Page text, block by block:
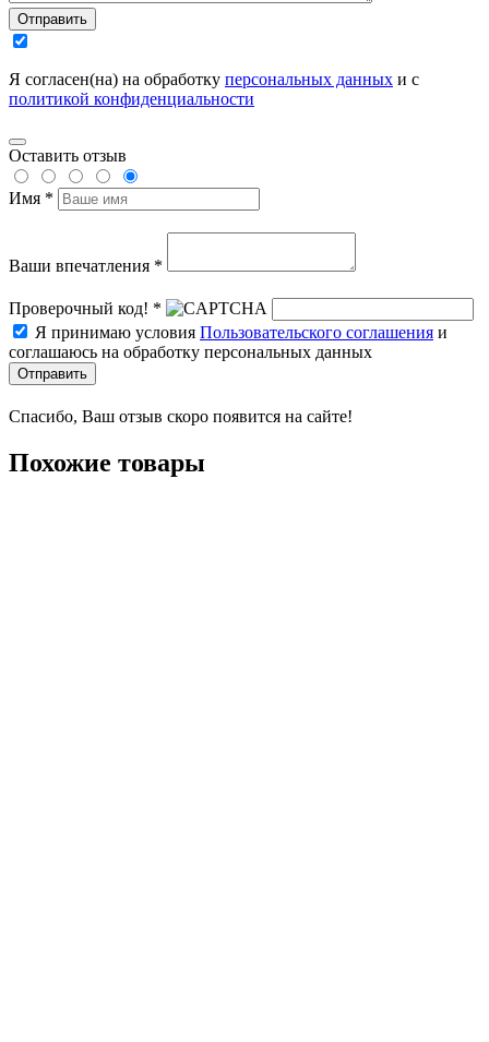
Отправить
Я согласен(на) на обработку персональных данных и с
политикой конфиденциальности
Оставить отзыв
Имя *
Ваши впечатления *
Проверочный код! *
Я принимаю условия Пользовательского соглашения и
соглашаюсь на обработку персональных данных
Отправить
Спасибо, Ваш отзыв скоро появится на сайте!
Похожие товары